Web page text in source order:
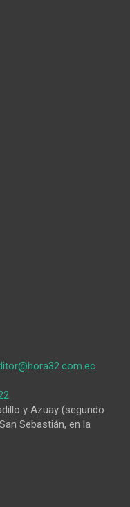
y Azuay (segundo
Sebastián, en la